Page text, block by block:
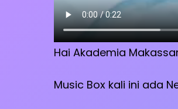
Hai Akademia
Music Box kali ini ada